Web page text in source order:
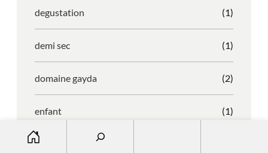
degustation (1)
demi sec (1)
domaine gayda (2)
enfant (1)
entreprise